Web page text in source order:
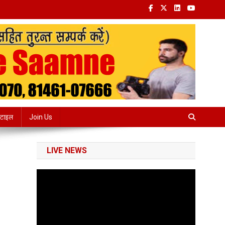
Join Us
LIVE NEWS